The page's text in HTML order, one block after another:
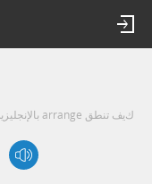
كيف تنطق arrange بالإنجليزية